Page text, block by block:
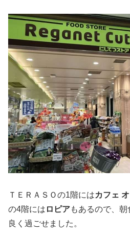
ＴＥＲＡＳＯの1階にはカフェ
の4階には ロピアもあるので、
良く過ごせました。